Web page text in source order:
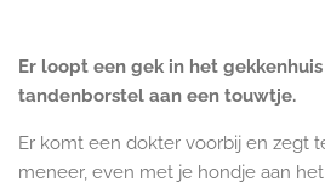
Er loopt een gek in het
tandenborstel aan een touwtje.
Er komt een dokter voorbij en zegt
meneer, even met je hondje aan